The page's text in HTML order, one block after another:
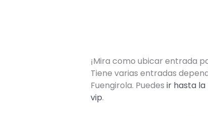
¡Mira como ubicar entrada
Tiene varias entradas
Fuengirola. Puedes ir hasta
vip.